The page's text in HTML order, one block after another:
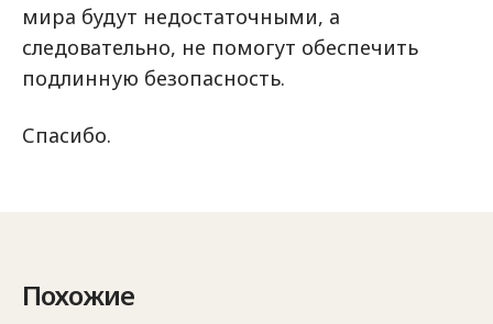
мира будут недостаточными, а
следовательно, не помогут обеспечить
подлинную безопасность.
Спасибо.
Похожие